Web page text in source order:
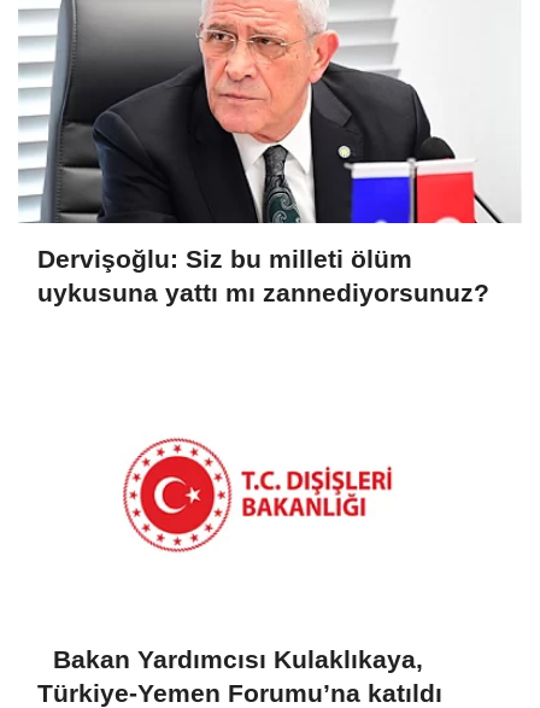
Dervişoğlu: Siz bu milleti ölüm
uykusuna yattı mı zannediyorsunuz?
Bakan Yardımcısı Kulaklıkaya,
Türkiye-Yemen Forumu’na katıldı